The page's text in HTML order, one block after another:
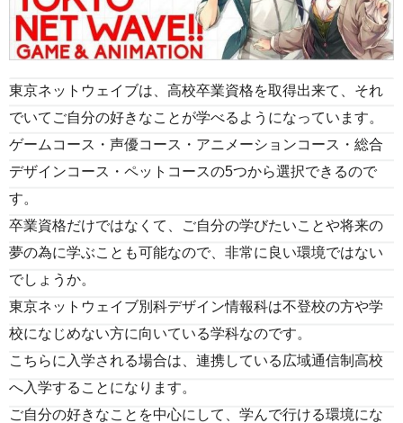
東京ネットウェイブは、高校卒業資格を取得出来て、それ
でいてご自分の好きなことが学べるようになっています。
ゲームコース・声優コース・アニメーションコース・総合
デザインコース・ペットコースの5つから選択できるので
す。
卒業資格だけではなくて、ご自分の学びたいことや将来の
夢の為に学ぶことも可能なので、非常に良い環境ではない
でしょうか。
東京ネットウェイブ別科デザイン情報科は不登校の方や学
校になじめない方に向いている学科なのです。
こちらに入学される場合は、連携している広域通信制高校
へ入学することになります。
ご自分の好きなことを中心にして、学んで行ける環境にな